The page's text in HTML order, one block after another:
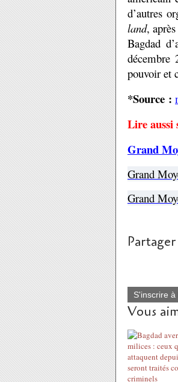
d’autres
land,
Bagdad
décembre
pouvoir et
*Source :
Lire aussi
Grand
Grand
Grand
S'inscrire
Vous